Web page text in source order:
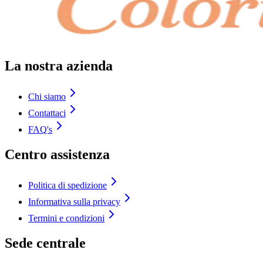
La nostra azienda
Chi siamo
Contattaci
FAQ's
Centro assistenza
Politica di spedizione
Informativa sulla privacy
Termini e condizioni
Sede centrale